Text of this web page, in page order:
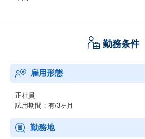
勤務条件
雇用形態
正社員
試用期間：有/3ヶ月
勤務地